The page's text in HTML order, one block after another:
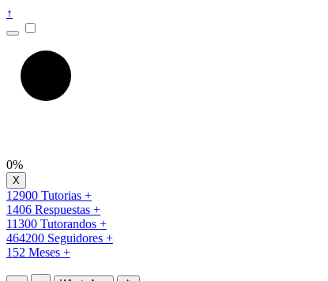
↑
0%
12900 Tutorias +
1406 Respuestas +
11300 Tutorandos +
464200 Seguidores +
152 Meses +